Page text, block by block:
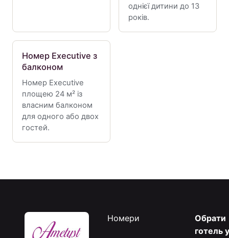
однієї дитини до 13
років.
Номер Executive з
балконом
Номер Executive
площею 24 м² із
власним балконом
для одного або двох
гостей.
Номери
Обрати
готель